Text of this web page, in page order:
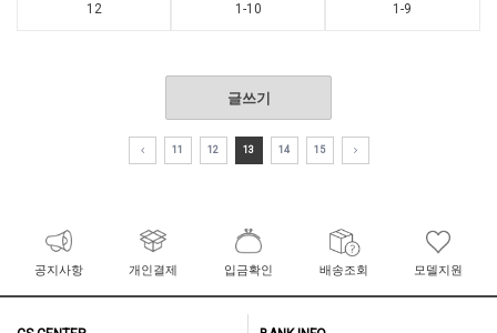
12
1-10
1-9
글쓰기
11 12 13 14 15
공지사항 개인결제 입금확인 배송조회 모델지원